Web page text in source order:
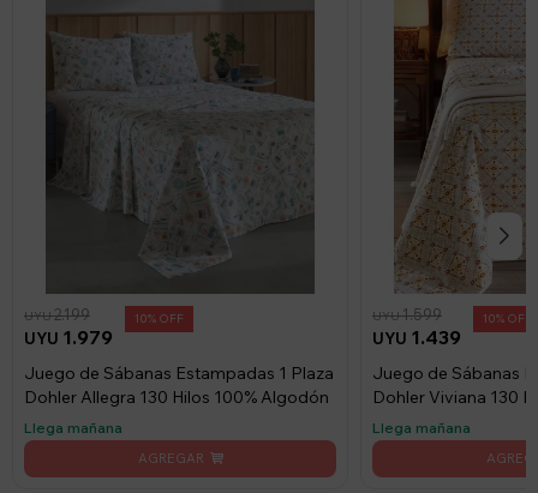
UYU 1.979
UYU2.199 10
Juego de Sábanas Estampadas 1 Plaza
Dohler Allegra 130 Hilos 100% Algodón
Llega mañana
UYU 1.439
UYU1.599 10
Juego de Sábanas
Dohler Viviana 130
Llega mañana